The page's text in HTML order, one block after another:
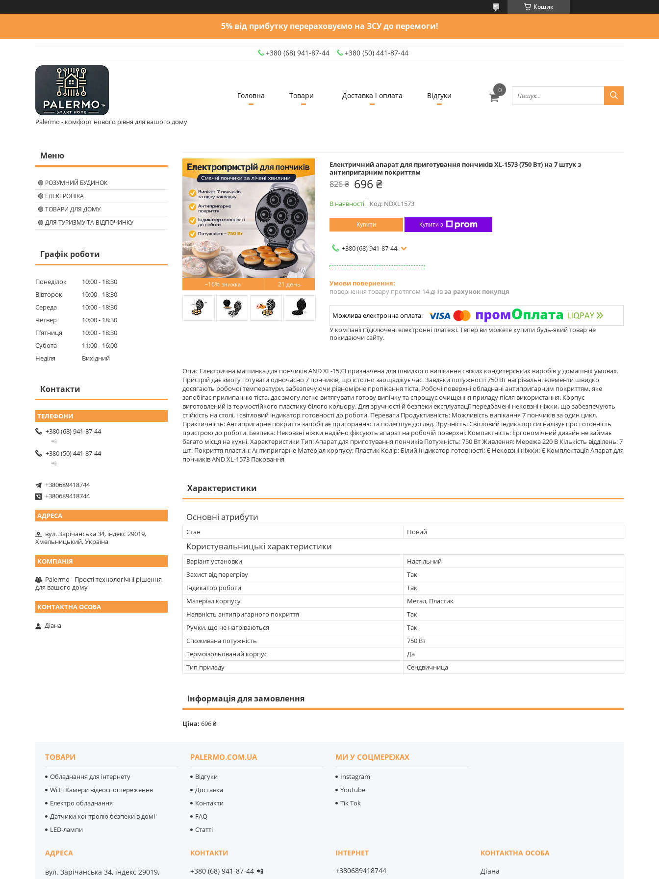
Кошик
5% від прибутку перераховуємо на ЗСУ до перемоги!
+380 (68) 941-87-44 +380 (50) 441-87-44
Palermo - комфорт нового рівня для вашого дому
Головна Товари Доставка і оплата Відгуки
–16% 21 день
Електричний апарат для приготування пончиків XL-1573 (750 Вт) на 7 штук з
антипригарним покриттям
826 ₴ 696 ₴
В наявності Код: NDXL1573
Купити Купити з
+380 (68) 941-87-44
повернення товару протягом 14 днівза рахунок покупця
У компанії підключені електронні платежі. Тепер ви можете купити будь-який товар не
покидаючи сайту.
Опис Електрична машинка для пончиків AND XL-1573 призначена для швидкого випікання свіжих кондитерських виробів у домашніх умовах.
Пристрій дає змогу готувати одночасно 7 пончиків, що істотно заощаджує час. Завдяки потужності 750 Вт нагрівальні елементи швидко
досягають робочої температури, забезпечуючи рівномірне пропікання тіста. Робочі поверхні обладнані антипригарним покриттям, яке
запобігає прилипанню тіста, дає змогу легко витягувати готову випічку та спрощує очищення приладу після використання. Корпус
виготовлений із термостійкого пластику білого кольору. Для зручності й безпеки експлуатації передбачені нековзні ніжки, що забезпечують
стійкість на столі, і світловий індикатор готовності до роботи. Переваги Продуктивність: Можливість випікання 7 пончиків за один цикл.
Практичність: Антипригарне покриття запобігає пригоранню та полегшує догляд. Зручність: Світловий індикатор сигналізує про готовність
пристрою до роботи. Безпека: Нековзні ніжки надійно фіксують апарат на робочій поверхні. Компактність: Ергономічний дизайн не займає
багато місця на кухні. Характеристики Тип: Апарат для приготування пончиків Потужність: 750 Вт Живлення: Мережа 220 В Кількість відділень: 7
шт. Покриття пластин: Антипригарне Матеріал корпусу: Пластик Колір: Білий Індикатор готовності: Є Нековзні ніжки: Є Комплектація Апарат для
пончиків AND XL-1573 Паковання
Характеристики
Основні атрибути
Стан Новий
Користувальницькі характеристики
Варіант установки
Настільний
Захист від перегріву
Так
Індикатор роботи
Так
Матеріал корпусу
Метал, Пластик
Наявність антипригарного покриття
Так
Ручки, що не нагріваються
Так
Споживана потужність
750 Вт
Термоізольований корпус
Да
Тип приладу
Сендвичница
Інформація для замовлення
Ціна: 696 ₴
🟢 РОЗУМНИЙ БУДИНОК
🟢 ЕЛЕКТРОНІКА
🟢 ТОВАРИ ДЛЯ ДОМУ
🟢 ДЛЯ ТУРИЗМУ ТА ВІДПОЧИНКУ
Графік роботи
Понеділок 10:00
18:30
Вівторок
10:00
18:30
Середа
10:00
18:30
Четвер
10:00
18:30
Пʼятниця
10:00
18:30
Субота
11:00
16:00
Неділя
Вихідний
Контакти
+380 (68) 941-87-44
📲
+380 (50) 441-87-44
📲
+380689418744
+380689418744
вул. Зарічанська 34, індекс 29019,
Хмельницький, Україна
Palermo - Прості технологічні рішення
для вашого дому
Діана
ТОВАРИ
Обладнання для інтернету
Wi Fi Камери відеоспостереження
Електро обладнання
Датчики контролю безпеки в домі
LED-лампи
PALERMO.COM.UA
Відгуки
Доставка
Контакти
FAQ
Статті
МИ У СОЦМЕРЕЖАХ
Instagram
Youtube
Tik Tok
вул. Зарічанська 34, індекс 29019,
+380 (68) 941-87-44 📲
+380689418744
Діана